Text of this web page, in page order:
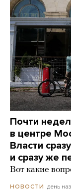
Почти
в центре
Власти
и сразу же
Вот какие
НОВОСТИ день